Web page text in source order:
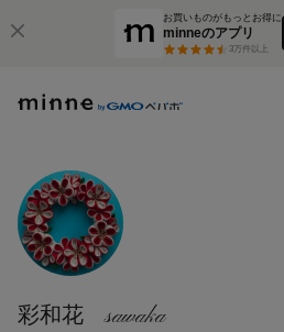
お買いものがもっとお得に
minneのアプリ
3万件以上
彩和花 sawaka